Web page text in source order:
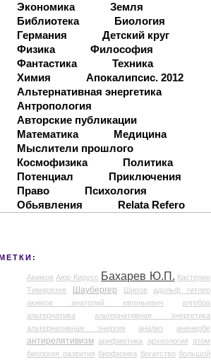
Экономика
Земля
Библиотека
Биология
Германия
Детский круг
Физика
Философия
Фантастика
Техника
Химия
Апокалипсис. 2012
Альтернативная энергетика
Антропология
Авторские публикации
Математика
Медицина
Мыслители прошлого
Космофизика
Политика
Потенциал
Приключения
Право
Психология
Обьявления
Relata Refero
Акимов Аюр Кирусс Бахарев Ю.П. Кастерин
Тимирязев
Шаубергер Шипов
адольф гитлер
акимов анатолий евгеньевич
алгебра
альтернатива
альтернативная энергетика
альтернативная энергия
анализ аненербе
антирелятивизм арифметика археология атом
биология развития биофизика богатство большой